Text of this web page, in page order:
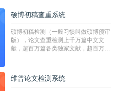
硕博初稿查重系统
硕博初稿检测（一般习惯叫做硕博预审
版），论文查重检测上千万篇中文文
献，超百万篇各类独家文献，超百万港
校用来检测硕博论文的系统，检测范围
广，数据来源真实，检测算法合理!本
维普论文检测系统